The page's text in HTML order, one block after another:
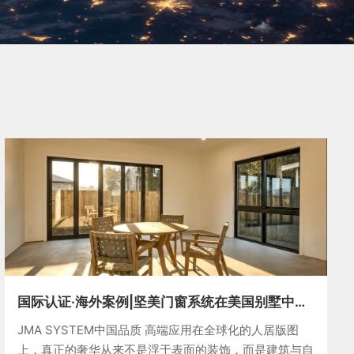
国际认证·海外案例|坚美门窗系统在美国别墅中的
JMA SYSTEM中国品质 高端应用在全球化的人居版图
上，真正的奢华从来不是浮于表面的装饰，而是建筑与自